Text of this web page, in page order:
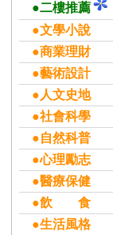
●二樓推薦
●文學小說
●商業理財
●藝術設計
●人文史地
●社會科學
●自然科普
●心理勵志
●醫療保健
●飲 食
●生活風格